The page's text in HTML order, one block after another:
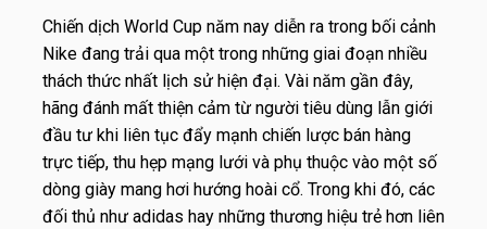
Chiến dịch World Cup năm nay diễn ra trong bối cảnh
Nike đang trải qua một trong những giai đoạn nhiều
thách thức nhất lịch sử hiện đại. Vài năm gần đây,
hãng đánh mất thiện cảm từ người tiêu dùng lẫn giới
đầu tư khi liên tục đẩy mạnh chiến lược bán hàng
trực tiếp, thu hẹp mạng lưới và phụ thuộc vào một số
dòng giày mang hơi hướng hoài cổ. Trong khi đó, các
đối thủ như adidas hay những thương hiệu trẻ hơn liên